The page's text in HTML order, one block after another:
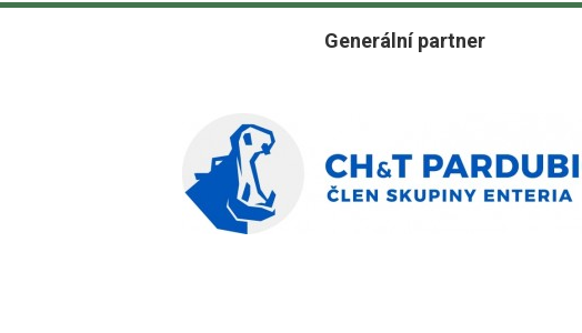
Generální partner